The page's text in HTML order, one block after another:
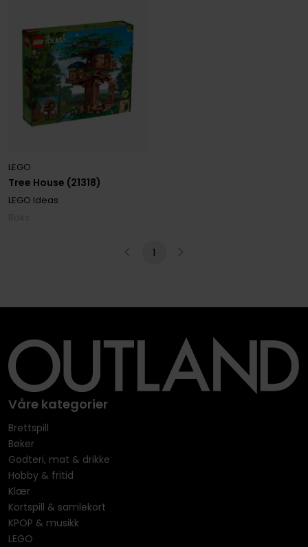
Tree House (21318)
LEGO
LEGO Ideas
1
Våre kategorier
Brettspill
Bøker
Godteri, mat & drikke
Hobby & fritid
Klær
Kortspill & samlekort
KPOP & musikk
LEGO